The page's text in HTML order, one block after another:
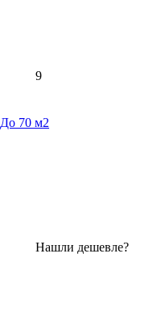
9
До 70 м2
Нашли дешевле?